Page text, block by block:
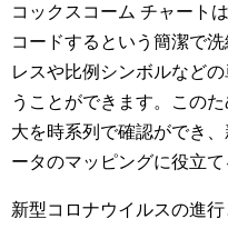
コックスコーム チャート
コードするという簡潔で
レスや比例シンボルなど
うことができます。この
大を時系列で確認ができ
ータのマッピングに役立て
新型コロナウイルスの進